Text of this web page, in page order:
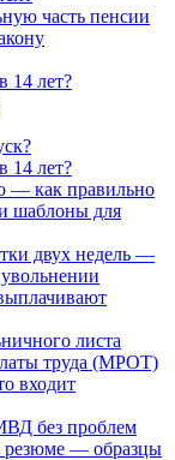
часть пенсии
14 лет?
14 лет?
— как правильно
шаблоны для
двух недель —
листа
труда (МРОТ)
входит
без проблем
резюме — образцы